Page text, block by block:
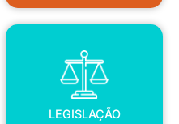
LEGISLAÇÃO
LEGISLAÇÃO